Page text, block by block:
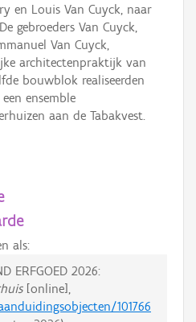
en Louis Van Cuyck, naar
gebroeders Van Cuyck,
Van Cuyck,
architectenpraktijk van
bouwblok realiseerden
ensemble
aan de Tabakvest.
als:
ERFGOED 2026:
[online],
101766